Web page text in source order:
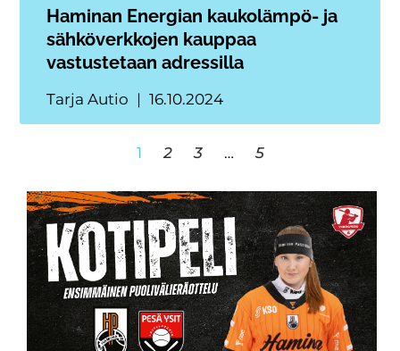
Haminan Energian kaukolämpö- ja
sähköverkkojen kauppaa
vastustetaan adressilla
Tarja Autio 16.10.2024
1 2 3 … 5